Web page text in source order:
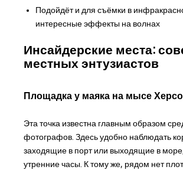
Подойдёт и для съёмки в
интересные эффекты на волнах
Инсайдерские места:
местных энтузиастов
Площадка у маяка на мысе
Эта точка известна главным образом
фотографов. Здесь удобно наблюдать
заходящие в порт или выходящие в
утренние часы. К тому же, рядом нет